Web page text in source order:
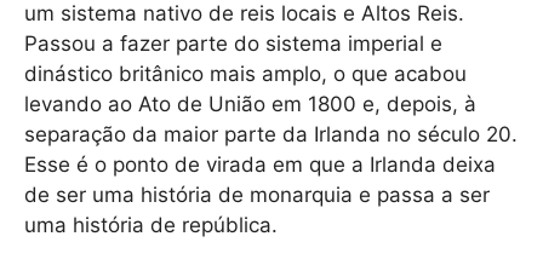
um sistema nativo de reis locais e Altos Reis.
Passou a fazer parte do sistema imperial e
dinástico britânico mais amplo, o que acabou
levando ao Ato de União em 1800 e, depois, à
separação da maior parte da Irlanda no século 20.
Esse é o ponto de virada em que a Irlanda deixa
de ser uma história de monarquia e passa a ser
uma história de república.